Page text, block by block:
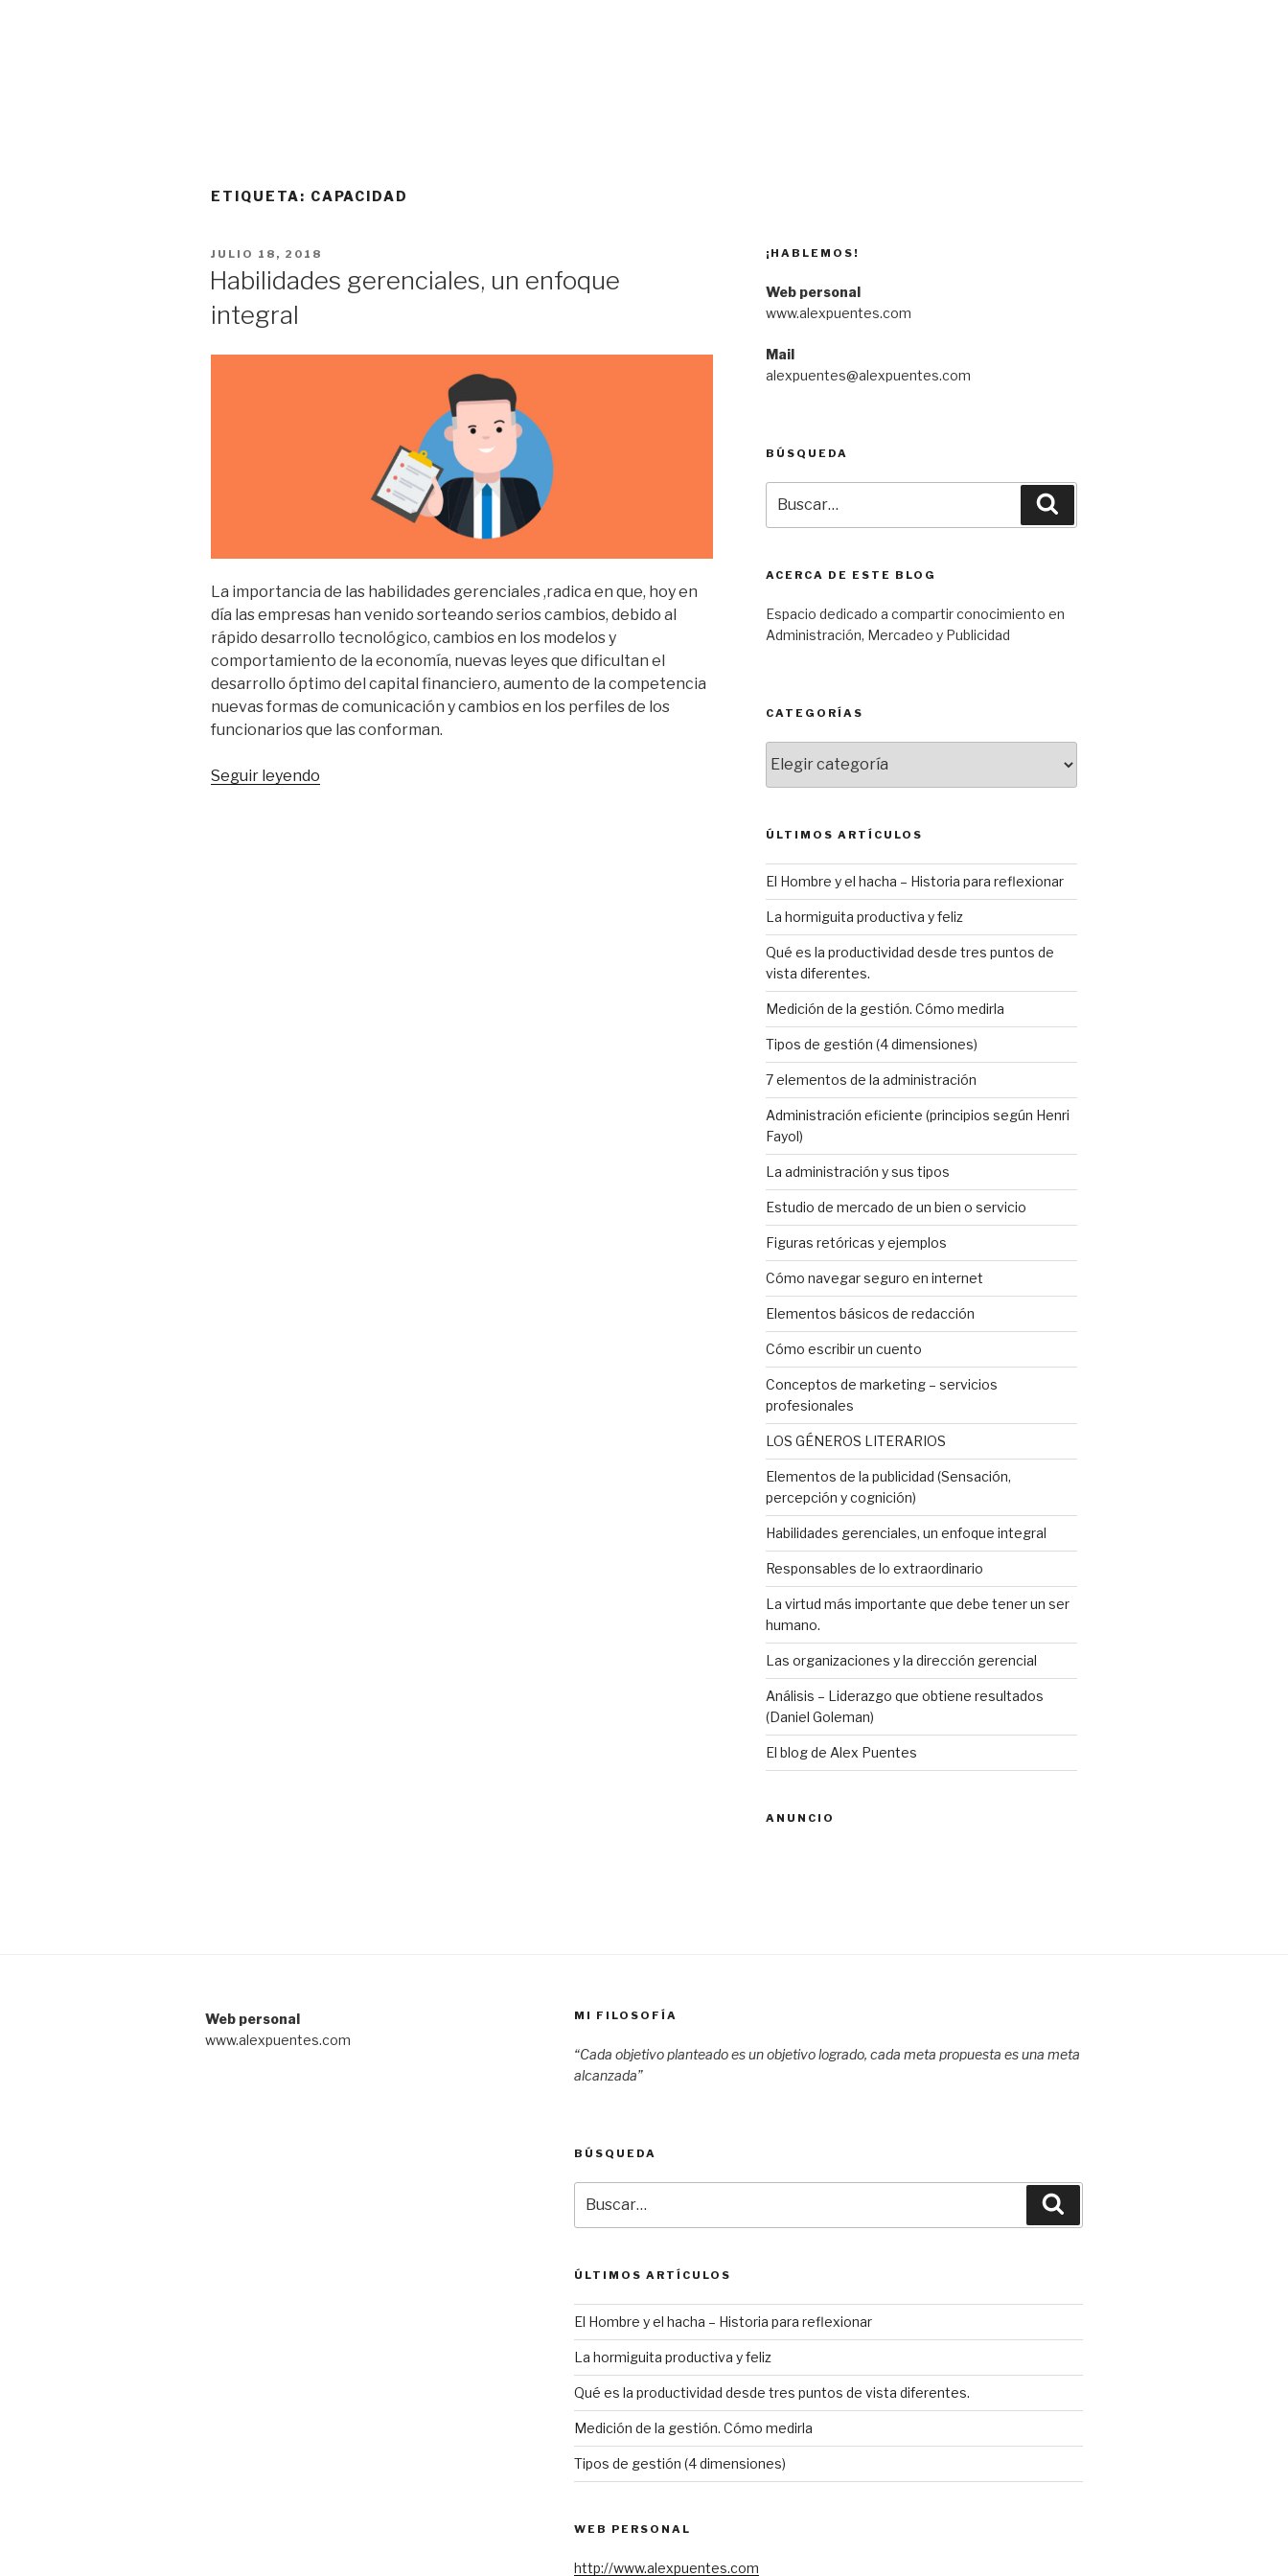
ETIQUETA: CAPACIDAD
PUBLICADO
JULIO 18, 2018
Habilidades gerenciales, un enfoque
integral
La importancia de las habilidades gerenciales ,radica en que, hoy en
día las empresas han venido sorteando serios cambios, debido al
rápido desarrollo tecnológico, cambios en los modelos y
comportamiento de la economía, nuevas leyes que dificultan el
desarrollo óptimo del capital financiero, aumento de la competencia
nuevas formas de comunicación y cambios en los perfiles de los
funcionarios que las conforman.
Seguir leyendo
¡HABLEMOS!
Web personal
www.alexpuentes.com
Mail
alexpuentes@alexpuentes.com
BÚSQUEDA
por:
ACERCA DE ESTE BLOG
Espacio dedicado a compartir conocimiento en
Administración, Mercadeo y Publicidad
CATEGORÍAS
ÚLTIMOS ARTÍCULOS
El Hombre y el hacha – Historia para reflexionar
La hormiguita productiva y feliz
Qué es la productividad desde tres puntos de
vista diferentes.
Medición de la gestión. Cómo medirla
Tipos de gestión (4 dimensiones)
7 elementos de la administración
Administración eficiente (principios según Henri
Fayol)
La administración y sus tipos
Estudio de mercado de un bien o servicio
Figuras retóricas y ejemplos
Cómo navegar seguro en internet
Elementos básicos de redacción
Cómo escribir un cuento
Conceptos de marketing – servicios
profesionales
LOS GÉNEROS LITERARIOS
Elementos de la publicidad (Sensación,
percepción y cognición)
Habilidades gerenciales, un enfoque integral
Responsables de lo extraordinario
La virtud más importante que debe tener un ser
humano.
Las organizaciones y la dirección gerencial
Análisis – Liderazgo que obtiene resultados
(Daniel Goleman)
El blog de Alex Puentes
ANUNCIO
Web personal
www.alexpuentes.com
MI FILOSOFÍA
“Cada objetivo planteado es un objetivo logrado, cada meta propuesta es una meta
alcanzada”
BÚSQUEDA
por:
ÚLTIMOS ARTÍCULOS
El Hombre y el hacha – Historia para reflexionar
La hormiguita productiva y feliz
Qué es la productividad desde tres puntos de vista diferentes.
Medición de la gestión. Cómo medirla
Tipos de gestión (4 dimensiones)
WEB PERSONAL
http://www.alexpuentes.com